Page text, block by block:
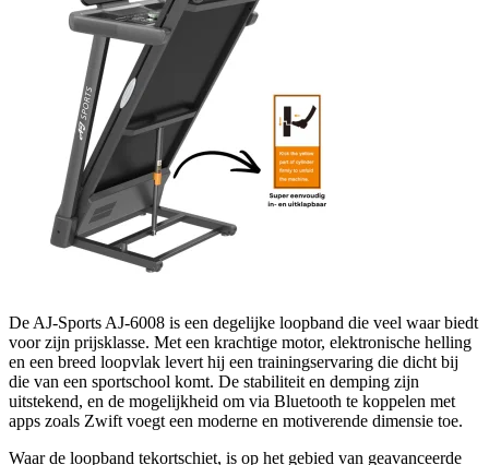
De AJ-Sports AJ-6008 is een degelijke loopband die veel waar biedt
voor zijn prijsklasse. Met een krachtige motor, elektronische helling
en een breed loopvlak levert hij een trainingservaring die dicht bij
die van een sportschool komt. De stabiliteit en demping zijn
uitstekend, en de mogelijkheid om via Bluetooth te koppelen met
apps zoals Zwift voegt een moderne en motiverende dimensie toe.
Waar de loopband tekortschiet, is op het gebied van geavanceerde